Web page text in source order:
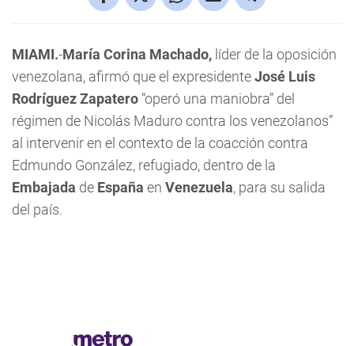
MIAMI.-María Corina Machado, líder de la oposición
venezolana, afirmó que el expresidenteJosé Luis
Rodríguez Zapatero “operó una maniobra” del
régimen de Nicolás Maduro contra los venezolanos”
al intervenir en el contexto de la coacción contra
Edmundo González, refugiado, dentro de la
Embajada de España en Venezuela, para su salida
del país.